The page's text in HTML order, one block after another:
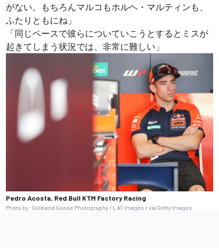
がない。もちろんマルコもホルヘ・マルティンも、
ふたりともにね」
「同じペースで彼らについていこうとするとミスが
起きてしまう状況では、非常に難しい」
Pedro Acosta, Red Bull KTM Factory Racing
Photo by: Gold and Goose Photography / LAT Images / via Getty Images